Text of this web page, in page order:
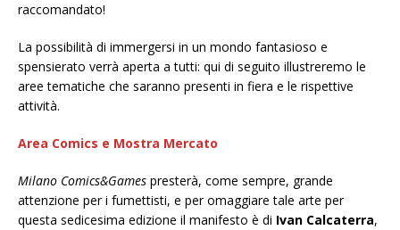
raccomandato!
La possibilità di immergersi in un mondo fantasioso e
spensierato verrà aperta a tutti: qui di seguito illustreremo le
aree tematiche che saranno presenti in fiera e le rispettive
attività.
Area Comics e Mostra Mercato
Milano Comics&Games presterà, come sempre, grande
attenzione per i fumettisti, e per omaggiare tale arte per
questa sedicesima edizione il manifesto è di Ivan Calcaterra,